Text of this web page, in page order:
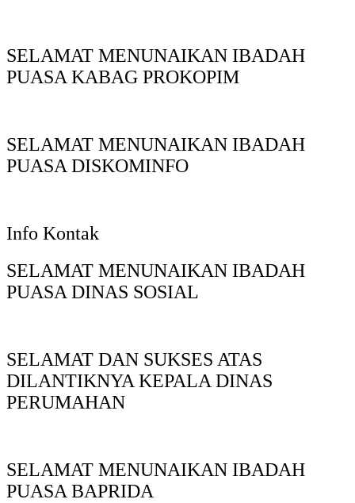
SELAMAT MENUNAIKAN IBADAH
PUASA KABAG PROKOPIM
SELAMAT MENUNAIKAN IBADAH
PUASA DISKOMINFO
Info Kontak
SELAMAT MENUNAIKAN IBADAH
PUASA DINAS SOSIAL
SELAMAT DAN SUKSES ATAS
DILANTIKNYA KEPALA DINAS
PERUMAHAN
SELAMAT MENUNAIKAN IBADAH
PUASA BAPRIDA